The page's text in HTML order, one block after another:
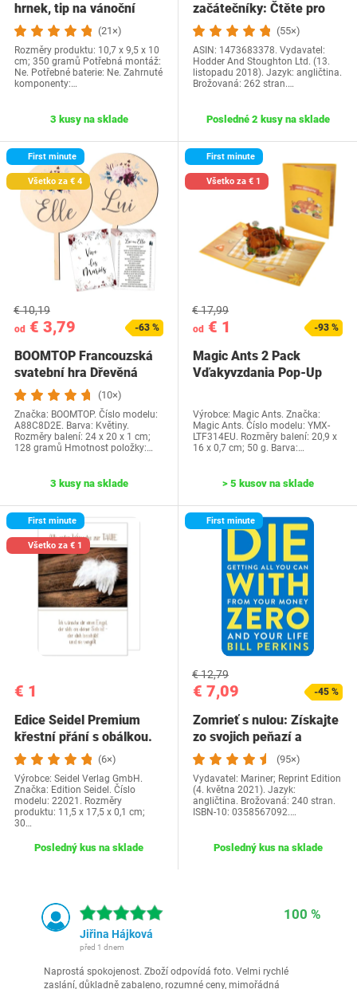
hrnek, tip na vánoční
dárek a…
(21×)
Rozměry produktu: 10,7 x 9,5 x 10
cm; 350 gramů Potřebná montáž:
Ne. Potřebné baterie: Ne. Zahrnuté
komponenty:…
3 kusy na sklade
začátečníky: Čtěte pro
radost na své…(55×)
ASIN: 1473683378. Vydavatel:
Hodder And Stoughton Ltd. (13.
listopadu 2018). Jazyk: angličtina.
Brožovaná: 262 stran.…
Posledné 2 kusy na sklade
First minute
Všetko za € 4
od € 3,79
€ 10,19
-63 %
BOOMTOP Francouzská
svatební hra Dřevěná
cedulka a kvízové…
(10×)
Značka: BOOMTOP. Číslo modelu:
A88C8D2E. Barva: Květiny.
Rozměry balení: 24 x 20 x 1 cm;
128 gramů Hmotnost položky:…
3 kusy na sklade
First minute
Všetko za € 1
od € 1
€ 17,99
-93 %
Magic Ants 2 Pack
Vďakyvzdania Pop-Up
Výrobce: Magic Ants. Značka:
Magic Ants. Číslo modelu: YMX-
LTF314EU. Rozměry balení: 20,9 x
16 x 0,7 cm; 50 g. Barva:…
> 5 kusov na sklade
First minute
Všetko za € 1
€ 1
Edice Seidel Premium
křestní přání s obálkou.
Přání ke křtu…(6×)
Výrobce: Seidel Verlag GmbH.
Značka: Edition Seidel. Číslo
modelu: 22021. Rozměry
produktu: 11,5 x 17,5 x 0,1 cm;
30…
Posledný kus na sklade
First minute
€ 7,09
€ 12,79
-45 %
Zomrieť s nulou: Získajte
zo svojich peňazí a
života…
(95×)
Vydavatel: Mariner; Reprint Edition
(4. května 2021). Jazyk:
angličtina. Brožovaná: 240 stran.
ISBN-10: 0358567092.…
Posledný kus na sklade
100 %
Jiřina Hájková
před 1 dnem
Naprostá spokojenost. Zboží odpovídá foto. Velmi rychlé
zaslání, důkladně zabaleno, rozumné ceny, mimořádná